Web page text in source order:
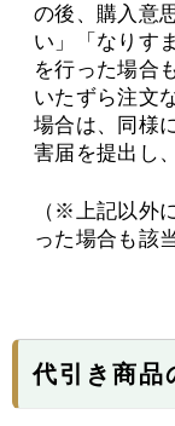
の後、購入意
い」「なりす
を行った場合
いたずら注文
場合は、同様
害届を提出し
（※上記以外
った場合も該
代引き商品